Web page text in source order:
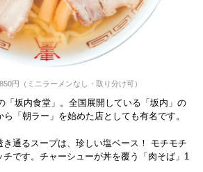
円（ミニラーメンなし・取り分け可）
「坂内食堂」。全国展開している「坂内」の
「朝ラー」を始めた店としても有名です。
き通るスープは、珍しい塩ベース！ モチモチ
です。チャーシューが丼を覆う「肉そば」1